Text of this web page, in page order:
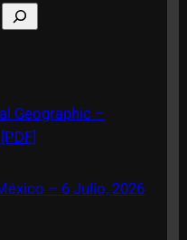
Geographic –
– 6 Julio, 2026